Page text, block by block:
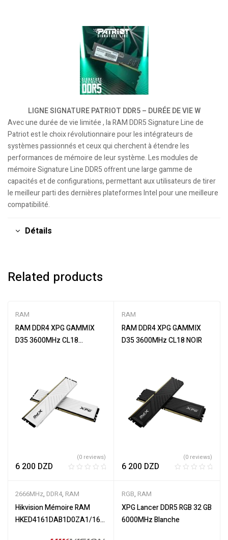
LIGNE SIGNATURE PATRIOT DDR5 – DURÉE DE VIE W
Avecune durée de vie limitée, la RAM DDR5 Signature Line de
Patriot est le choix révolutionnaire pour les intégrateurs de
systèmes passionnés et ceux qui cherchent à étendre les
performances de mémoire de leur système. Les modules de
mémoire Signature Line DDR5 offrent une large gamme de
capacités et de configurations, permettant aux utilisateurs de tirer
le meilleur parti des dernières plateformes Intel pour une meilleure
compatibilité.
Détails
Related products
RAM
RAM DDR4 XPG GAMMIX
D35 3600MHz CL18
6 200 DZD
t
e
0
(0 reviews)
RAM
RAM DDR4 XPG GAMMIX
D35 3600MHz CL18 NOIR
6 200 DZD
e
0
(0 reviews)
2666MHz, DDR4, RAM
Hikvision Mémoire RAM
HKED4161DAB1D0ZA1/16G
RGB, RAM
XPG Lancer DDR5 RGB 32 GB
6000MHz Blanche